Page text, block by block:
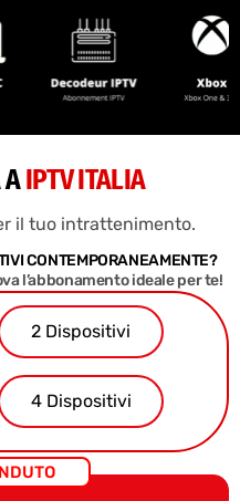
AIPTV ITALIA
il tuo intrattenimento.
CONTEMPORANEAMENTE?
l’abbonamento ideale per te!
2 Dispositivi
4 Dispositivi